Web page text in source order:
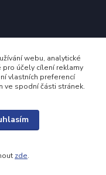
webu, analytické
pro účely cílení reklamy
vlastních preferencí
ve spodní části stránek.
zde.